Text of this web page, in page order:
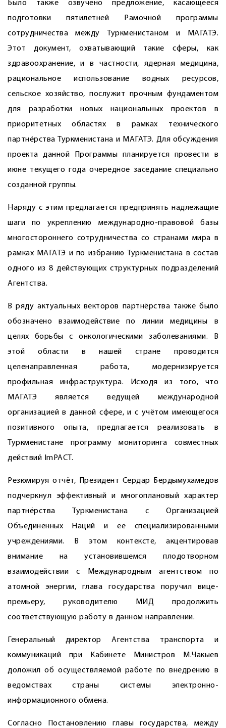
Было также озвучено предложение, касающееся
подготовки пятилетней Рамочной программы
сотрудничества между Туркменистаном и МАГАТЭ.
Этот документ, охватывающий такие сферы, как
здравоохранение, и в частности, ядерная медицина,
рациональное использование водных ресурсов,
сельское хозяйство, послужит прочным фундаментом
для разработки новых национальных проектов в
приоритетных областях в рамках технического
партнёрства Туркменистана и МАГАТЭ. Для обсуждения
проекта данной Программы планируется провести в
июне текущего года очередное заседание специально
созданной группы.
Наряду с этим предлагается предпринять надлежащие
шаги по укреплению международно-правовой базы
многостороннего сотрудничества со странами мира в
рамках МАГАТЭ и по избранию Туркменистана в состав
одного из 8 действующих структурных подразделений
Агентства.
В ряду актуальных векторов партнёрства также было
обозначено взаи­модействие по линии медицины в
целях борьбы с онкологическими заболеваниями. В
этой области в нашей стране проводится
целенаправленная работа, модернизируется
профильная инфраструктура. Исходя из того, что
МАГАТЭ является ведущей международной
организацией в данной сфере, и с учётом имеющегося
позитивного опыта, предлагается реализовать в
Туркменистане программу мониторинга совместных
действий ImPACT.
Резюмируя отчёт, Президент Сердар Бердымухамедов
подчеркнул эффективный и многоплановый характер
партнёрства Туркменистана с Организацией
Объединённых Наций и её специализированными
учреждениями. В этом контексте, акцентировав
внимание на установившемся плодотворном
взаимодействии с Международным агентством по
атомной энергии, глава государства поручил вице-
премьеру, руководителю МИД продолжить
соответствующую работу в данном направлении.
Генеральный директор Агентства транспорта и
коммуникаций при Кабинете Министров М.Чакыев
доложил об осуществляемой работе по внедрению в
ведомствах страны системы электронно-
информационного обмена.
Согласно Постановлению главы государства, между